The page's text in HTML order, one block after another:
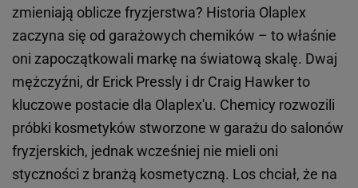
zmieniają oblicze fryzjerstwa? Historia Olaplex
zaczyna się od garażowych chemików – to właśnie
oni zapoczątkowali markę na światową skalę. Dwaj
mężczyźni, dr Erick Pressly i dr Craig Hawker to
kluczowe postacie dla Olaplex'u. Chemicy rozwozili
próbki kosmetyków stworzone w garażu do salonów
fryzjerskich, jednak wcześniej nie mieli oni
styczności z branżą kosmetyczną. Los chciał, że na